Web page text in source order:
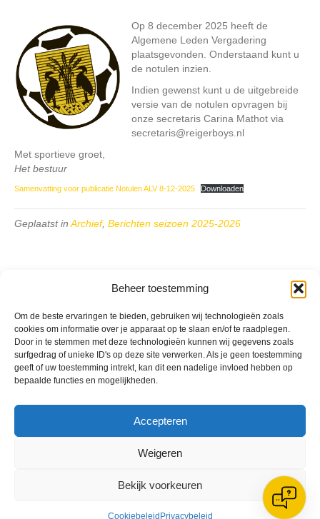
Beheer toestemming
Om de beste ervaringen te bieden, gebruiken wij technologieën zoals
cookies om informatie over je apparaat op te slaan en/of te raadplegen.
Door in te stemmen met deze technologieën kunnen wij gegevens zoals
surfgedrag of unieke ID's op deze site verwerken. Als je geen toestemming
geeft of uw toestemming intrekt, kan dit een nadelige invloed hebben op
bepaalde functies en mogelijkheden.
Accepteren
Weigeren
Bekijk voorkeuren
Cookiebeleid Privacybeleid
Op 8 december 2025 heeft de
Algemene Leden Vergadering
plaatsgevonden. Onderstaand kunt u
de notulen inzien.
Indien gewenst kunt u de uitgebreide
versie van de notulen opvragen bij
onze secretaris Carina Mathot via
secretaris@reigerboys.nl
Met sportieve groet,
Het bestuur
Samenvatting voor publicatie Notulen ALV 8-12-2025 Downloaden
Geplaatst in Archief, Berichten seizoen 2025-2026
VV Reiger Boys
De Wending, Lotte Beesedijk 1
1705 NA Heerhugowaard
Google maps route
Privacybeleid